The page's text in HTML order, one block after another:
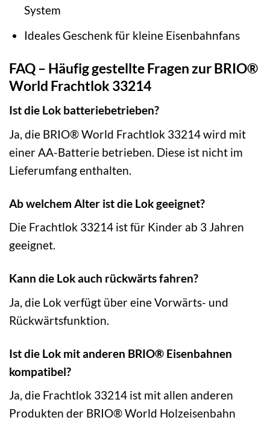
System
Ideales Geschenk für kleine Eisenbahnfans
FAQ – Häufig gestellte Fragen zur BRIO®
World Frachtlok 33214
Ist die Lok batteriebetrieben?
Ja, die BRIO® World Frachtlok 33214 wird mit
einer AA-Batterie betrieben. Diese ist nicht im
Lieferumfang enthalten.
Ab welchem Alter ist die Lok geeignet?
Die Frachtlok 33214 ist für Kinder ab 3 Jahren
geeignet.
Kann die Lok auch rückwärts fahren?
Ja, die Lok verfügt über eine Vorwärts- und
Rückwärtsfunktion.
Ist die Lok mit anderen BRIO® Eisenbahnen
kompatibel?
Ja, die Frachtlok 33214 ist mit allen anderen
Produkten der BRIO® World Holzeisenbahn